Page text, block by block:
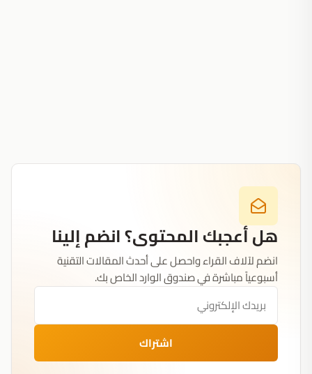
هل أعجبك المحتوى؟ انضم إلينا
انضم لآلاف القراء واحصل على أحدث المقالات التقنية
أسبوعياً مباشرة في صندوق الوارد الخاص بك.
اشتراك